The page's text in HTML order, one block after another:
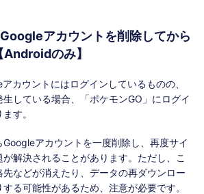
アカウントを削除してから
のみ】
カウントにはログインしているものの、
している場合、「ポケモンGO」にログイ
す。
アカウントを一度削除し、再度サイ
解決されることがあります。ただし、こ
などが消えたり、データの再ダウンロー
る可能性があるため、注意が必要です。